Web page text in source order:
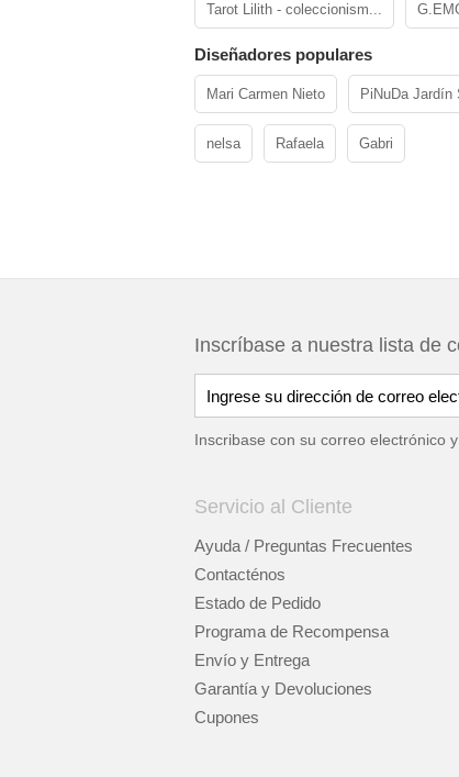
Tarot Lilith - coleccionism...
Diseñadores populares
Mari Carmen Nieto PiNuDa Jardín
nelsa Rafaela Gabri
Inscríbase a nuestra lista de
Inscribase con su correo electrónico
Servicio al Cliente
Ayuda / Preguntas Frecuentes
Contacténos
Estado de Pedido
Programa de Recompensa
Envío y Entrega
Garantía y Devoluciones
Cupones